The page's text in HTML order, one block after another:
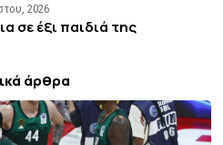
2026
σε έξι παιδιά της
άρθρα